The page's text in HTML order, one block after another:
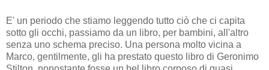
E' un periodo che stiamo leggendo tutto ciò che ci capita
sotto gli occhi, passiamo da un libro, per bambini, all'altro
senza uno schema preciso. Una persona molto vicina a
Marco, gentilmente, gli ha prestato questo libro di Geronimo